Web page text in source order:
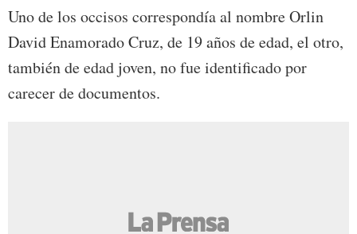
Uno de los occisos correspondía al nombre Orlin
David Enamorado Cruz, de 19 años de edad, el otro,
también de edad joven, no fue identificado por
carecer de documentos.